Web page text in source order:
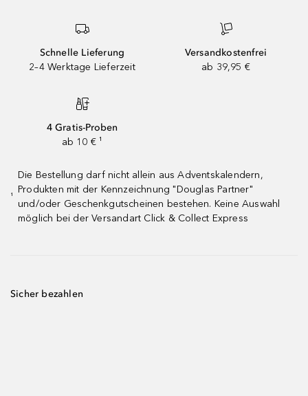
Schnelle Lieferung
2–4 Werktage Lieferzeit
Versandkostenfrei
ab 39,95 €
4 Gratis-Proben
ab 10 € ¹
¹
Die Bestellung darf nicht allein aus Adventskalendern,
Produkten mit der Kennzeichnung "Douglas Partner"
und/oder Geschenkgutscheinen bestehen. Keine Auswahl
möglich bei der Versandart Click & Collect Express
Sicher bezahlen